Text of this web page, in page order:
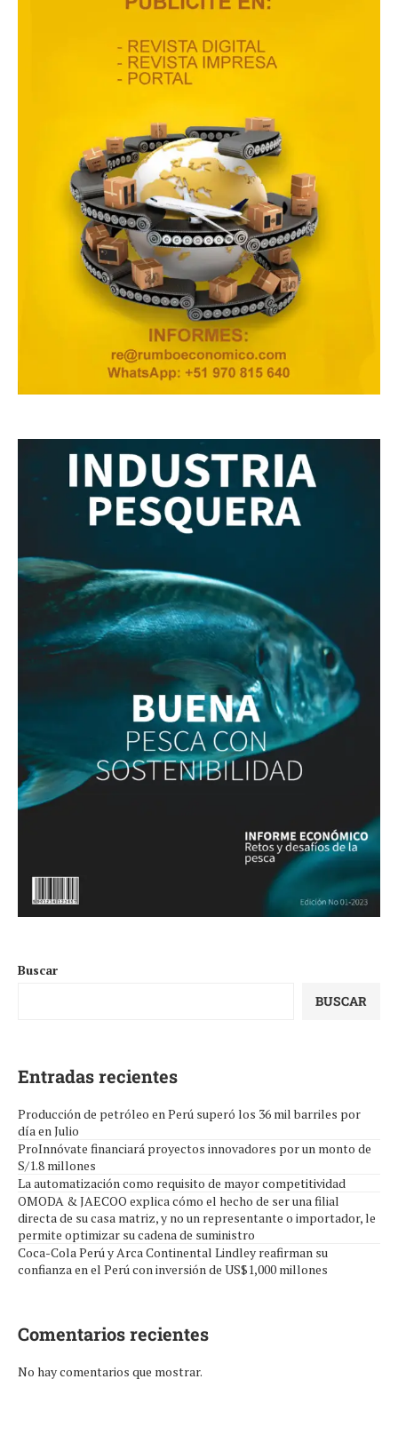
Buscar
BUSCAR
Entradas recientes
Producción de petróleo en Perú superó los 36 mil barriles por
día en Julio
ProInnóvate financiará proyectos innovadores por un monto de
S/1.8 millones
La automatización como requisito de mayor competitividad
OMODA & JAECOO explica cómo el hecho de ser una filial
directa de su casa matriz, y no un representante o importador, le
permite optimizar su cadena de suministro
Coca-Cola Perú y Arca Continental Lindley reafirman su
confianza en el Perú con inversión de US$1,000 millones
Comentarios recientes
No hay comentarios que mostrar.